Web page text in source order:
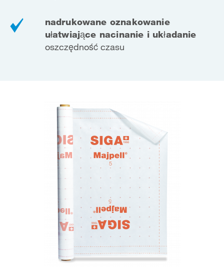
nadrukowane oznakowanie
ułatwiające nacinanie i układanie
oszczędność czasu